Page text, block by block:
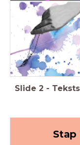
Slide 2 -
Stap